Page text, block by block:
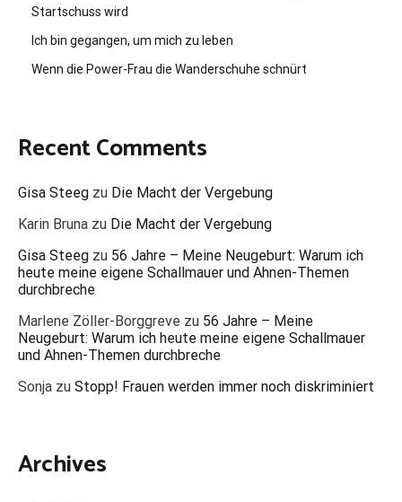
Startschuss wird
Ich bin gegangen, um mich zu leben
Wenn die Power-Frau die Wanderschuhe schnürt
Recent Comments
Gisa Steeg zu Die Macht der Vergebung
Karin Bruna zu Die Macht der Vergebung
Gisa Steeg zu 56 Jahre – Meine Neugeburt: Warum ich
heute meine eigene Schallmauer und Ahnen-Themen
durchbreche
Marlene Zöller-Borggreve zu 56 Jahre – Meine
Neugeburt: Warum ich heute meine eigene Schallmauer
und Ahnen-Themen durchbreche
Sonja zu Stopp! Frauen werden immer noch diskriminiert
Archives